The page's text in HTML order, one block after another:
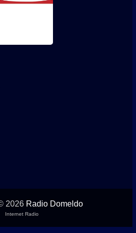
2026 Radio Domeldo
Internet Radio